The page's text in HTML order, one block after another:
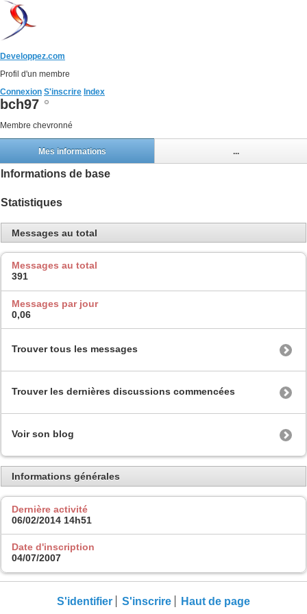
Developpez.com
Profil d'un membre
Connexion S'inscrire Index
bch97
Membre chevronné
Mes informations ...
Informations de base
Statistiques
Messages au total
Messages au total
391
Messages par jour
0,06
Trouver tous les messages
Trouver les dernières discussions commencées
Voir son blog
Informations générales
Dernière activité
06/02/2014 14h51
Date d'inscription
04/07/2007
S'identifier S'inscrire Haut de page